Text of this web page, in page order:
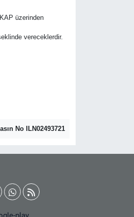
üzerinden
vereceklerdir.
No ILN02493721